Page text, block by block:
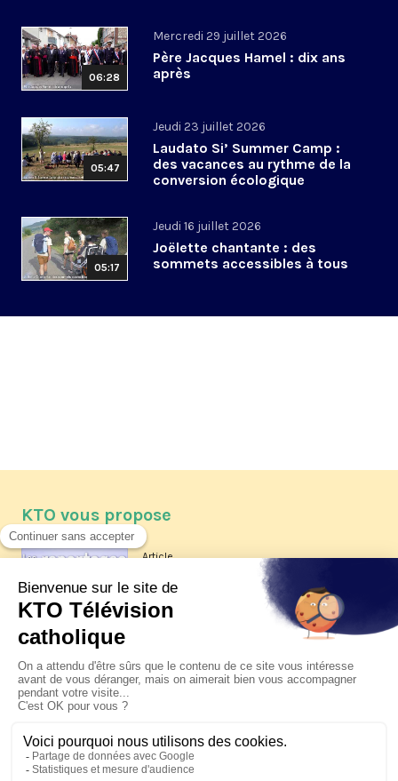
06:28
Mercredi 29 juillet 2026
Père Jacques Hamel : dix ans
après
05:47
Jeudi 23 juillet 2026
Laudato Si’ Summer Camp :
des vacances au rythme de la
conversion écologique
05:17
Jeudi 16 juillet 2026
Joëlette chantante : des
sommets accessibles à tous
KTO vous propose
Article
Les reportages d'été 2026 de KTO
La visite pastorale du pape Léon
XIV à Assise à suivre sur KTO le
jeudi 6 août
Le pape en Uruguay, Argentine et
Pérou du 6 au 17 novembre 2026